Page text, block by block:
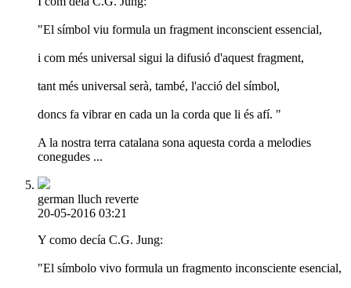
"El símbol viu formula un fragment inconscient essencial,
i com més universal sigui la difusió d'aquest fragment,
tant més universal serà, també, l'acció del símbol,
doncs fa vibrar en cada un la corda que li és afí. "
A la nostra terra catalana sona aquesta corda a melodies
conegudes ...
german lluch reverte
20-05-2016 03:21
Y como decía C.G. Jung:
"El símbolo vivo formula un fragmento inconsciente esencial,